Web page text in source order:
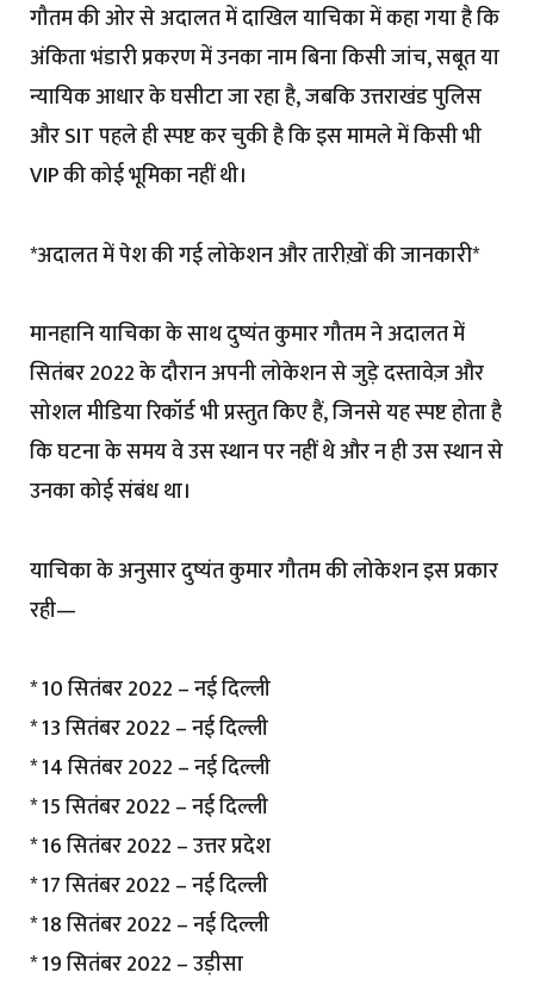
गौतम की ओर से अदालत में दाखिल याचिका में कहा गया है कि
अंकिता भंडारी प्रकरण में उनका नाम बिना किसी जांच, सबूत या
न्यायिक आधार के घसीटा जा रहा है, जबकि उत्तराखंड पुलिस
और SIT पहले ही स्पष्ट कर चुकी है कि इस मामले में किसी भी
VIP की कोई भूमिका नहीं थी।
*अदालत में पेश की गई लोकेशन और तारीख़ों की जानकारी*
मानहानि याचिका के साथ दुष्यंत कुमार गौतम ने अदालत में
सितंबर 2022 के दौरान अपनी लोकेशन से जुड़े दस्तावेज़ और
सोशल मीडिया रिकॉर्ड भी प्रस्तुत किए हैं, जिनसे यह स्पष्ट होता है
कि घटना के समय वे उस स्थान पर नहीं थे और न ही उस स्थान से
उनका कोई संबंध था।
याचिका के अनुसार दुष्यंत कुमार गौतम की लोकेशन इस प्रकार
रही—
* 10 सितंबर 2022 – नई दिल्ली
* 13 सितंबर 2022 – नई दिल्ली
* 14 सितंबर 2022 – नई दिल्ली
* 15 सितंबर 2022 – नई दिल्ली
* 16 सितंबर 2022 – उत्तर प्रदेश
* 17 सितंबर 2022 – नई दिल्ली
* 18 सितंबर 2022 – नई दिल्ली
* 19 सितंबर 2022 – उड़ीसा